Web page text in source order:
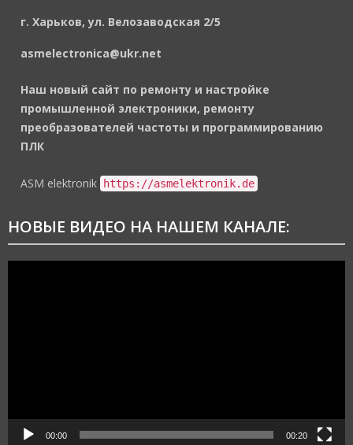
г. Харьков, ул. Велозаводская 2/5
asmelectronica@ukr.net
Наш новый сайт по ремонту и настройке
промышленной электроники, ремонту
преобразователей частоты и программированию
ПЛК
ASM elektronik https://asmelektronik.de
НОВЫЕ ВИДЕО НА НАШЕМ КАНАЛЕ:
00:00 00:20